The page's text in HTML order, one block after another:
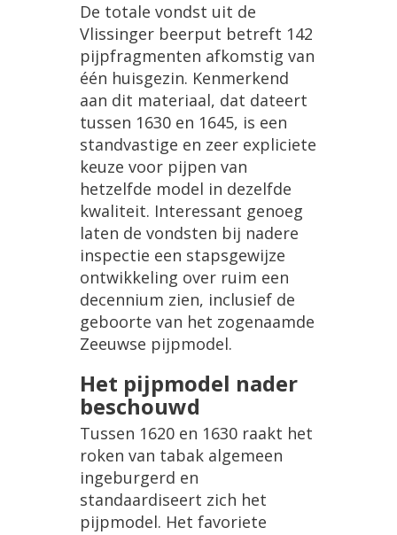
De totale vondst uit de
Vlissinger beerput betreft 142
pijpfragmenten afkomstig van
één huisgezin. Kenmerkend
aan dit materiaal, dat dateert
tussen 1630 en 1645, is een
standvastige en zeer expliciete
keuze voor pijpen van
hetzelfde model in dezelfde
kwaliteit. Interessant genoeg
laten de vondsten bij nadere
inspectie een stapsgewijze
ontwikkeling over ruim een
decennium zien, inclusief de
geboorte van het zogenaamde
Zeeuwse pijpmodel.
Het pijpmodel nader
beschouwd
Tussen 1620 en 1630 raakt het
roken van tabak algemeen
ingeburgerd en
standaardiseert zich het
pijpmodel. Het favoriete